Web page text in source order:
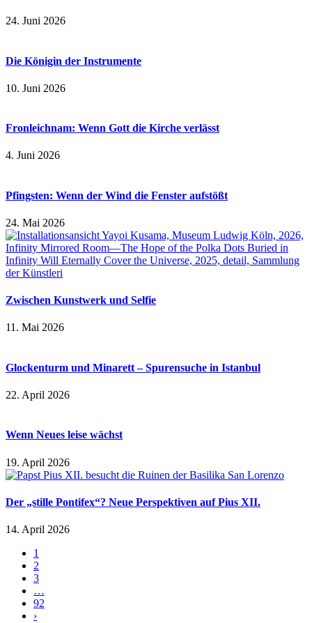
24. Juni 2026
Die Königin der Instrumente
10. Juni 2026
Fronleichnam: Wenn Gott die Kirche verlässt
4. Juni 2026
Pfingsten: Wenn der Wind die Fenster aufstößt
24. Mai 2026
Zwischen Kunstwerk und Selfie
11. Mai 2026
Glockenturm und Minarett – Spurensuche in Istanbul
22. April 2026
Wenn Neues leise wächst
19. April 2026
Der „stille Pontifex“? Neue Perspektiven auf Pius XII.
14. April 2026
1
2
3
…
92
›